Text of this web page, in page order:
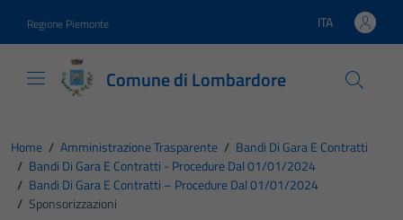
Regione Piemonte Lingua attiva:
ITA
Comune di Lombardore
Home / Amministrazione Trasparente / Bandi Di Gara E Contratti
/ Bandi Di Gara E Contratti - Procedure Dal 01/01/2024
/ Bandi Di Gara E Contratti – Procedure Dal 01/01/2024
/ Sponsorizzazioni